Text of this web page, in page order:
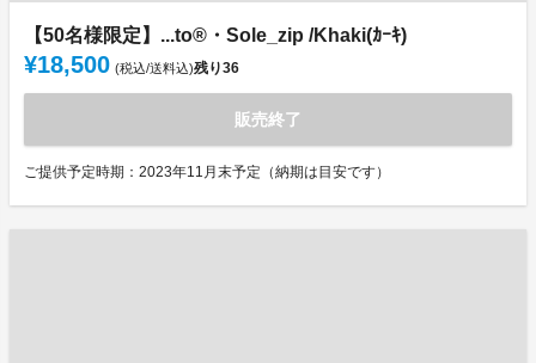
【50名様限定】...to®・Sole_zip /Khaki(ｶｰｷ)
¥18,500 (税込/送料込)残り36
販売終了
ご提供予定時期：2023年11月末予定（納期は目安です）